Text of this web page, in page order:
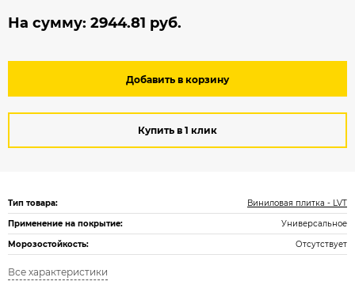
На сумму: 2944.81 руб.
Добавить в корзину
Купить в 1 клик
Тип товара:
Виниловая плитка - LVT
Применение на покрытие:
Универсальное
Морозостойкость:
Отсутствует
Все характеристики